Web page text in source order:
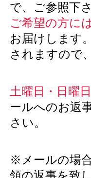
で、ご参照下
ご希望の方に
お届けします。
されますので
土曜日・日曜
ールへのお返
さい。
※メールの場
領の返事を致